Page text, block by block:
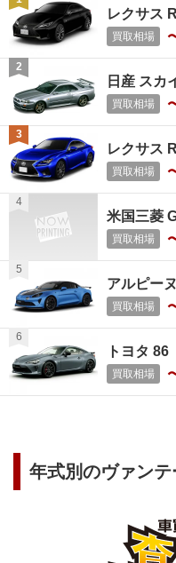
レクサス
買取相場
日産 スカ
買取相場
レクサス
買取相場
米国三菱
買取相場
アルピー
買取相場
トヨタ 86
買取相場
年式別のヴァン